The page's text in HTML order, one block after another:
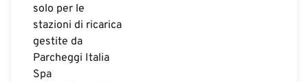
solo per le
stazioni di ricarica
gestite da
Parcheggi Italia
Spa